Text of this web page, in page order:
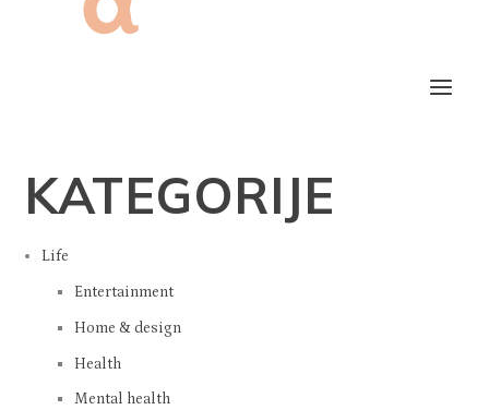
KATEGORIJE
Life
Entertainment
Home & design
Health
Mental health